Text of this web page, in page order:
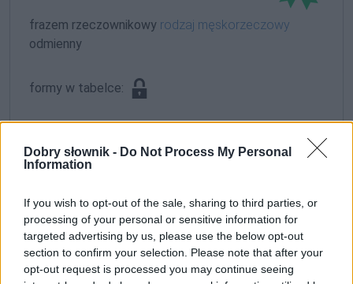
Dobry słownik - Do Not Process My Personal
Information
If you wish to opt-out of the sale, sharing to third parties, or
processing of your personal or sensitive information for
targeted advertising by us, please use the below opt-out
section to confirm your selection. Please note that after your
opt-out request is processed you may continue seeing
frazem rzeczownikowy rodzaj męskorzeczowy
odmienny
formy w tabelce:
układach krwionośnych; układami krwionośnymi;
krwionośnym; układowi krwionośnemu; układów
krwionośnych; układu krwionośnego; układy
krwionośne; układzie krwionośny; układzie
krwionośnym